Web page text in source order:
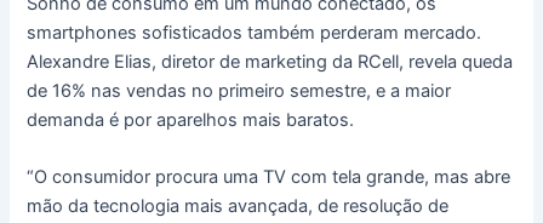
smartphones sofisticados também perderam mercado.
Alexandre Elias, diretor de marketing da RCell, revela queda
de 16% nas vendas no primeiro semestre, e a maior
demanda é por aparelhos mais baratos.
“O consumidor procura uma TV com tela grande, mas abre
mão da tecnologia mais avançada, de resolução de